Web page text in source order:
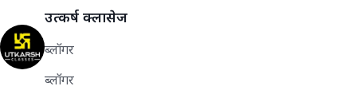
उत्कर्ष क्लासेज
ब्लॉगर
ब्लॉगर